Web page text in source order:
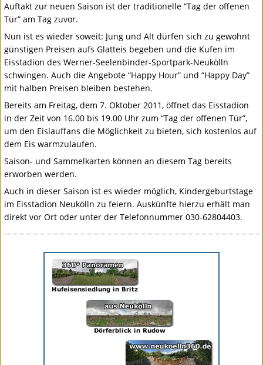
Auftakt zur neuen Saison ist der traditionelle “Tag der offenen
Tür” am Tag zuvor.
Nun ist es wieder soweit: Jung und Alt dürfen sich zu gewohnt
günstigen Preisen aufs Glatteis begeben und die Kufen im
Eisstadion des Werner-Seelenbinder-Sportpark-Neukölln
schwingen. Auch die Angebote “Happy Hour” und “Happy Day”
mit halben Preisen bleiben bestehen.
Bereits am Freitag, dem 7. Oktober 2011, öffnet das Eisstadion
in der Zeit von 16.00 bis 19.00 Uhr zum “Tag der offenen Tür”,
um den Eislauffans die Möglichkeit zu bieten, sich kostenlos auf
dem Eis warmzulaufen.
Saison- und Sammelkarten können an diesem Tag bereits
erworben werden.
Auch in dieser Saison ist es wieder möglich, Kindergeburtstage
im Eisstadion Neukölln zu feiern. Auskünfte hierzu erhält man
direkt vor Ort oder unter der Telefonnummer 030-62804403.